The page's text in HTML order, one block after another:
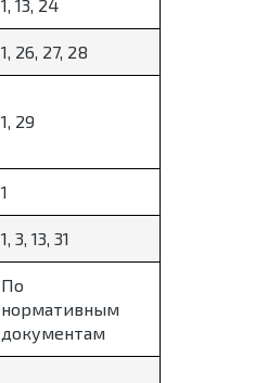
1, 13, 24
1, 26, 27, 28
1, 29
1
1, 3, 13, 31
По
нормативным
документам